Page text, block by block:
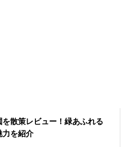
散策レビュー！緑あふれる
力を紹介